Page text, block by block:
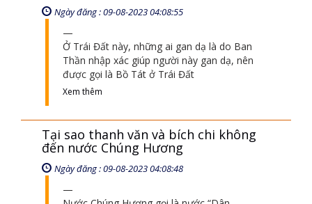
Ngày đăng : 09-08-2023 04:08:55
Ở Trái Đất này, những ai gan dạ là do Ban
Thần nhập xác giúp người này gan dạ, nên
được gọi là Bồ Tát ở Trái Đất
Xem thêm
Tại sao thanh văn và bích chi không
đến nước Chúng Hương
Ngày đăng : 09-08-2023 04:08:48